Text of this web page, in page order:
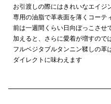
お引渡しの際にはきれいなエイジ
専用の油脂で革表面を薄くコーテ
前は一週間くらい日向ぼっこさせ
加えると、さらに愛着が増すので
フルベジタブルタンニン鞣しの革
ダイレクトに味わえます